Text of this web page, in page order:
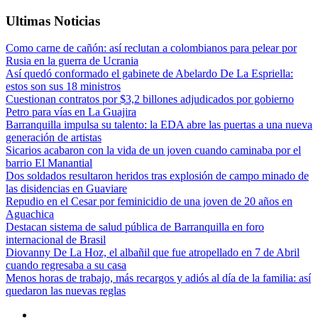
Ultimas Noticias
Como carne de cañón: así reclutan a colombianos para pelear por
Rusia en la guerra de Ucrania
Así quedó conformado el gabinete de Abelardo De La Espriella:
estos son sus 18 ministros
Cuestionan contratos por $3,2 billones adjudicados por gobierno
Petro para vías en La Guajira
Barranquilla impulsa su talento: la EDA abre las puertas a una nueva
generación de artistas
Sicarios acabaron con la vida de un joven cuando caminaba por el
barrio El Manantial
Dos soldados resultaron heridos tras explosión de campo minado de
las disidencias en Guaviare
Repudio en el Cesar por feminicidio de una joven de 20 años en
Aguachica
Destacan sistema de salud pública de Barranquilla en foro
internacional de Brasil
Diovanny De La Hoz, el albañil que fue atropellado en 7 de Abril
cuando regresaba a su casa
Menos horas de trabajo, más recargos y adiós al día de la familia: así
quedaron las nuevas reglas